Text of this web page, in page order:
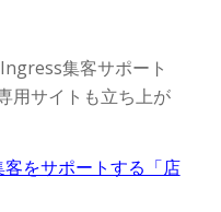
集客サポート
用サイトも立ち上が
をサポートする「店